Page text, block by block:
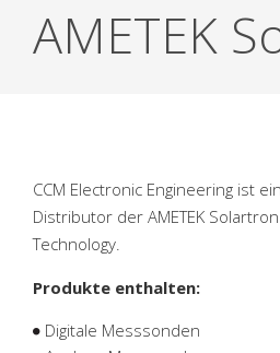
Über uns
Zertifikate
National Instruments Partner
Referenzen
Programmierbare
Software
LabVIEW
Roboterprogrammierung
Maschinenbau
Mechanik Design
Elektronisches Ingenieurwesen
Blog
Fallbeispiele
Kontakt
Resources
AMETEK
CCM Electronic Engineering ist
Distributor der AMETEK
Technology.
Produkte enthalten:
Digitale Messsonden